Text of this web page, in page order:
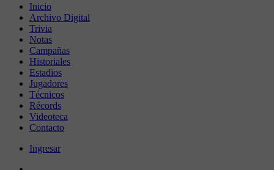
Inicio
Archivo Digital
Trivia
Notas
Campañas
Historiales
Estadios
Jugadores
Técnicos
Récords
Videoteca
Contacto
Ingresar